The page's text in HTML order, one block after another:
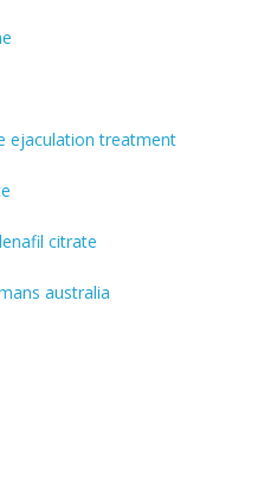
ejaculation treatment
citrate
australia